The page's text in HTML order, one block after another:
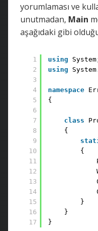
yorumlaması ve
unutmadan, Main
aşağıdaki gibi
1
2
3
4
5
6
7
8
9
10
11
12
13
14
15
16
17
using
using
namespace
{
class
{
{
}
}
}